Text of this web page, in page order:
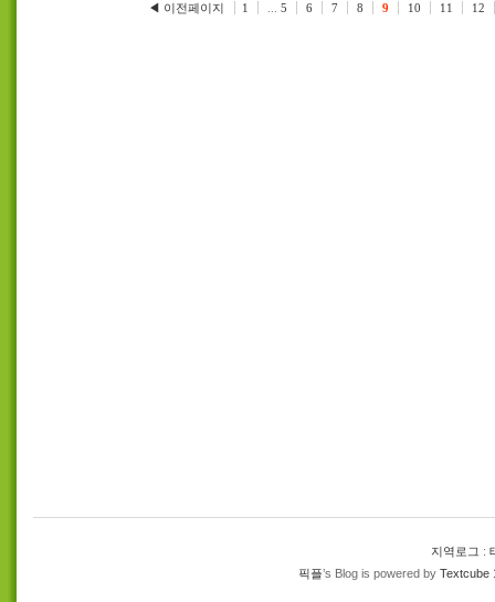
◀ 이전페이지 1 5 6 7 8 9 10 11 12
지역로그 :
픽플’s Blog is powered by Textcube